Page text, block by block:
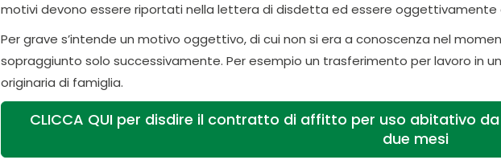
motivi devono essere riportati nella lettera di disdetta ed essere oggettivamente
Per grave s’intende un motivo oggettivo, di cui non si era a conoscenza nel
sopraggiunto solo successivamente. Per esempio un trasferimento per lavoro in
originaria di famiglia.
CLICCA QUI per disdire il contratto di affitto per uso abitativo
due mesi